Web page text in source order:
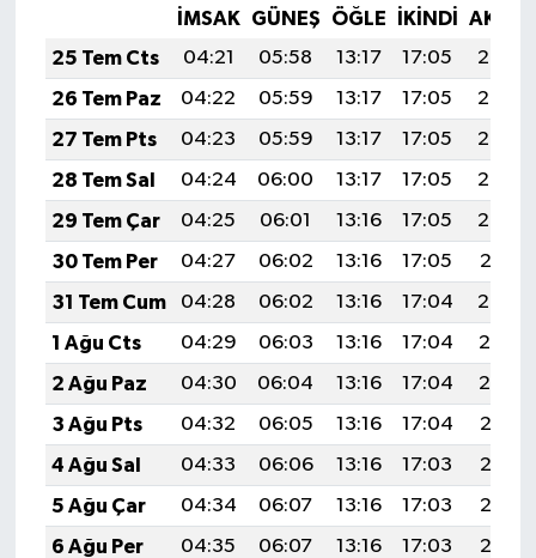
İMSAK GÜNEŞ ÖĞLE İKINDI
25 Tem Cts
04:21 05:58 13:17 17:05
20:25
26 Tem Paz
04:22 05:59 13:17 17:05
20:25
27 Tem Pts
04:23 05:59 13:17 17:05
20:24
28 Tem Sal
04:24 06:00 13:17 17:05
20:23
29 Tem Çar
04:25 06:01 13:16 17:05
20:22
30 Tem Per
04:27 06:02 13:16 17:05
20:21
31 Tem Cum
04:28 06:02 13:16 17:04
20:20
1 Ağu Cts
04:29 06:03 13:16 17:04
20:19
2 Ağu Paz
04:30 06:04 13:16 17:04
20:19
3 Ağu Pts
04:32 06:05 13:16 17:04
20:18
4 Ağu Sal
04:33 06:06 13:16 17:03
20:17
5 Ağu Çar
04:34 06:07 13:16 17:03
20:16
6 Ağu Per
04:35 06:07 13:16 17:03
20:15